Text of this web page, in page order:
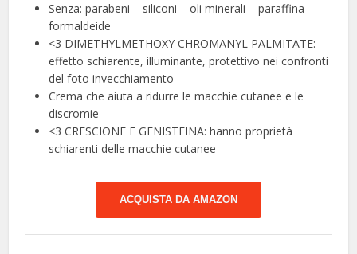
Senza: parabeni – siliconi – oli minerali – paraffina –
formaldeide
<3 DIMETHYLMETHOXY CHROMANYL PALMITATE:
effetto schiarente, illuminante, protettivo nei confronti
del foto invecchiamento
Crema che aiuta a ridurre le macchie cutanee e le
discromie
<3 CRESCIONE E GENISTEINA: hanno proprietà
schiarenti delle macchie cutanee
ACQUISTA DA AMAZON